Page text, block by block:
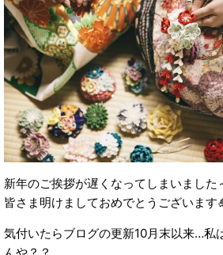
新年のご挨拶が遅くなってしまいました
皆さま明けましておめでとうございます
気付いたらブログの更新10月末以来…私